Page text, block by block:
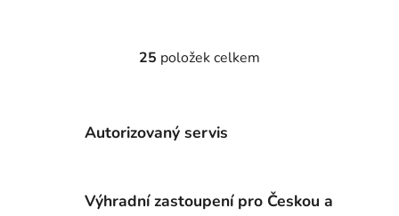
O
á
d
í
25 položek celkem
Autorizovaný servis
Výhradní zastoupení pro Českou a